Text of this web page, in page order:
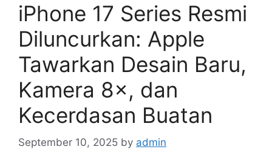
iPhone 17 Series Resmi
Diluncurkan: Apple
Tawarkan Desain Baru,
Kamera 8×, dan
Kecerdasan Buatan
September 10, 2025 by admin